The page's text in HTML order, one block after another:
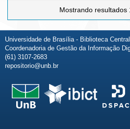
Mostrando resultados
Universidade de Brasília - Biblioteca Central
Coordenadoria de Gestão da Informação
(61) 3107-2683
repositorio@unb.br